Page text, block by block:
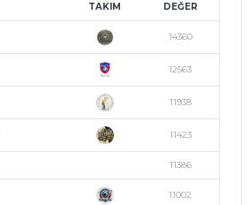
TAKIM DEĞER
14360
12563
11938
11423
11386
11002